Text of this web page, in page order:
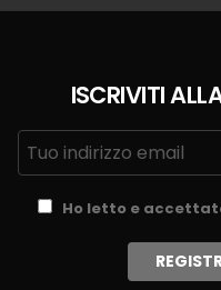
ISCRIVITI
Ho letto e